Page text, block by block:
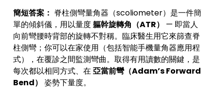
簡短答案： 脊柱側彎量角器（scoliometer）是一件簡
單的傾斜儀，用以量度軀幹旋轉角（ATR）
— 即當人
向前彎腰時背部的旋轉不對稱。臨床醫生用它來篩查脊
柱側彎；你可以在家使用（包括智能手機量角器應用程
式），在覆診之間監測彎曲。取得有用讀數的關鍵，是
每次都以相同方式、在亞當前彎（Adam’s Forward
Bend） 姿勢下量度。